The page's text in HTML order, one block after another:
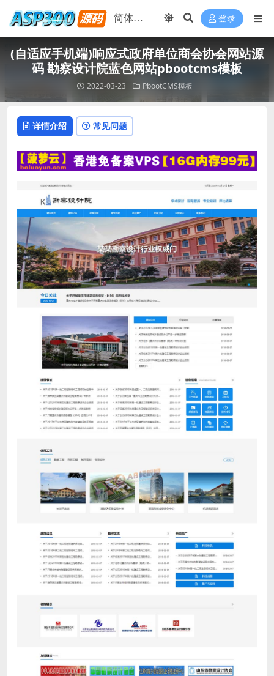
登录
(自适应手机端)响应式政府单位商会协会网站源
码 勘察设计院蓝色网站pbootcms模板
2022-03-23 PbootCMS模板
详情介绍 常见问题